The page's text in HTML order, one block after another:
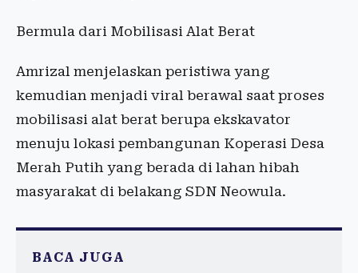
Bermula dari Mobilisasi Alat Berat
Amrizal menjelaskan peristiwa yang
kemudian menjadi viral berawal saat proses
mobilisasi alat berat berupa ekskavator
menuju lokasi pembangunan Koperasi Desa
Merah Putih yang berada di lahan hibah
masyarakat di belakang SDN Neowula.
BACA JUGA